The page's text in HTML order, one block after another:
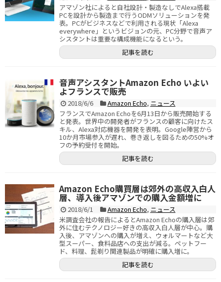
アマゾン社によると自社設計・製造なしでAlexa搭載
PCを設計から製造まで行うODMソリューションを発
表。PCがビジネスなどで利用される現状「Alexa
everywhere」というビジョンの元、PC分野で音声ア
シスタントは重要な構成機能になるという。
記事を読む
音声アシスタントAmazon Echo いよい
よフランスで販売
2018/6/6 Amazon Echo, ニュース
フランスでAmazon Echoを6月13日から販売開始する
と発表。世界中の開発者がフランスの顧客に向けたス
キル、Alexa対応機器を開発を表明。Google陣営から
10か月市場参入が遅れ、巻き返しを図るための50%オ
フの予約受付を開始。
記事を読む
Amazon Echo購買層は郊外の高収入白人
層、導入後アマゾンでの購入金額増に
2018/6/1 Amazon Echo, ニュース
米調査会社の報告によるとAmazon Echoの購入層は郊
外に住むテクノロジー好きの高収入白人層が中心。購
入後、アマゾンへの購入が増え、ウォルマートなど大
型スーパー、食料品店への支出が減る。ペットフー
ド、料理、髭剃り関連製品が明確に購入増に。
記事を読む